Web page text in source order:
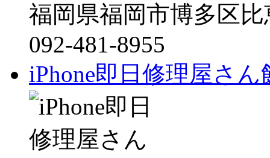
福岡県福岡市博多区
092-481-8955
iPhone即日修理屋さん